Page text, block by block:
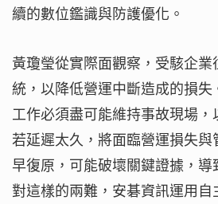
續的數位鑑識與防護優化。
黃瓊瑩從實際面觀察，受駭企
統，以降低營運中斷造成的損
工作必須盡可能維持事故現場
若延遲太久，將面臨營運損失
早復原，可能破壞關鍵證據，
對這樣的兩難，安碁資訊運用自